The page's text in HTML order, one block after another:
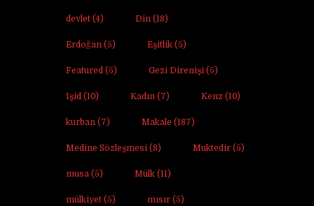
devlet (4) Din (18)
Erdoğan (5) Eşitlik (5)
Featured (5) Gezi Direnişi (5)
Işid (10) Kadın (7) Kenz (10)
kurban (7) Makale (187)
Medine Sözleşmesi (8) Muktedir (5)
musa (5) Mülk (11)
mülkiyet (5) mısır (5)